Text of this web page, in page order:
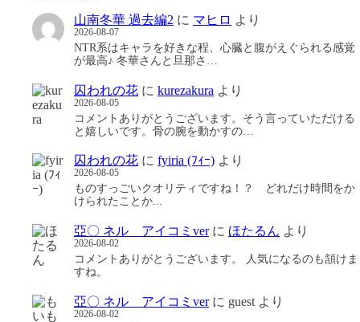
山南冬華 過去編2 に マヒロ より
2026-08-07
NTR系はキャラを好きな程、心臓と腹がえぐられる感覚
が最高♪ 冬華さんと旦那さ…
囚われの花 に kurezakura より
2026-08-05
コメントありがとうございます。そう言っていただける
と嬉しいです。骨の腕を動かすの…
囚われの花 に fyiria (ﾌｨｰ) より
2026-08-05
ものすっごいクオリティですね！？ どれだけ時間をか
けられたことか...
亞〇 ネル アイコミverに ほたるん より
2026-08-02
コメントありがとうございます。 人気になるのも頷けま
すね。
亞〇 ネル アイコミverに guest より
2026-08-02